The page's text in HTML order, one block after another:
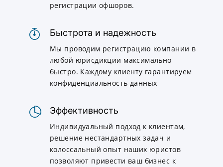
регистрации офшоров.
Быстрота и надежность
Мы проводим регистрацию компании в
любой юрисдикции максимально
быстро. Каждому клиенту гарантируем
конфиденциальность данных
Эффективность
Индивидуальный подход к клиентам,
решение нестандартных задач и
колоссальный опыт наших юристов
позволяют привести ваш бизнес к